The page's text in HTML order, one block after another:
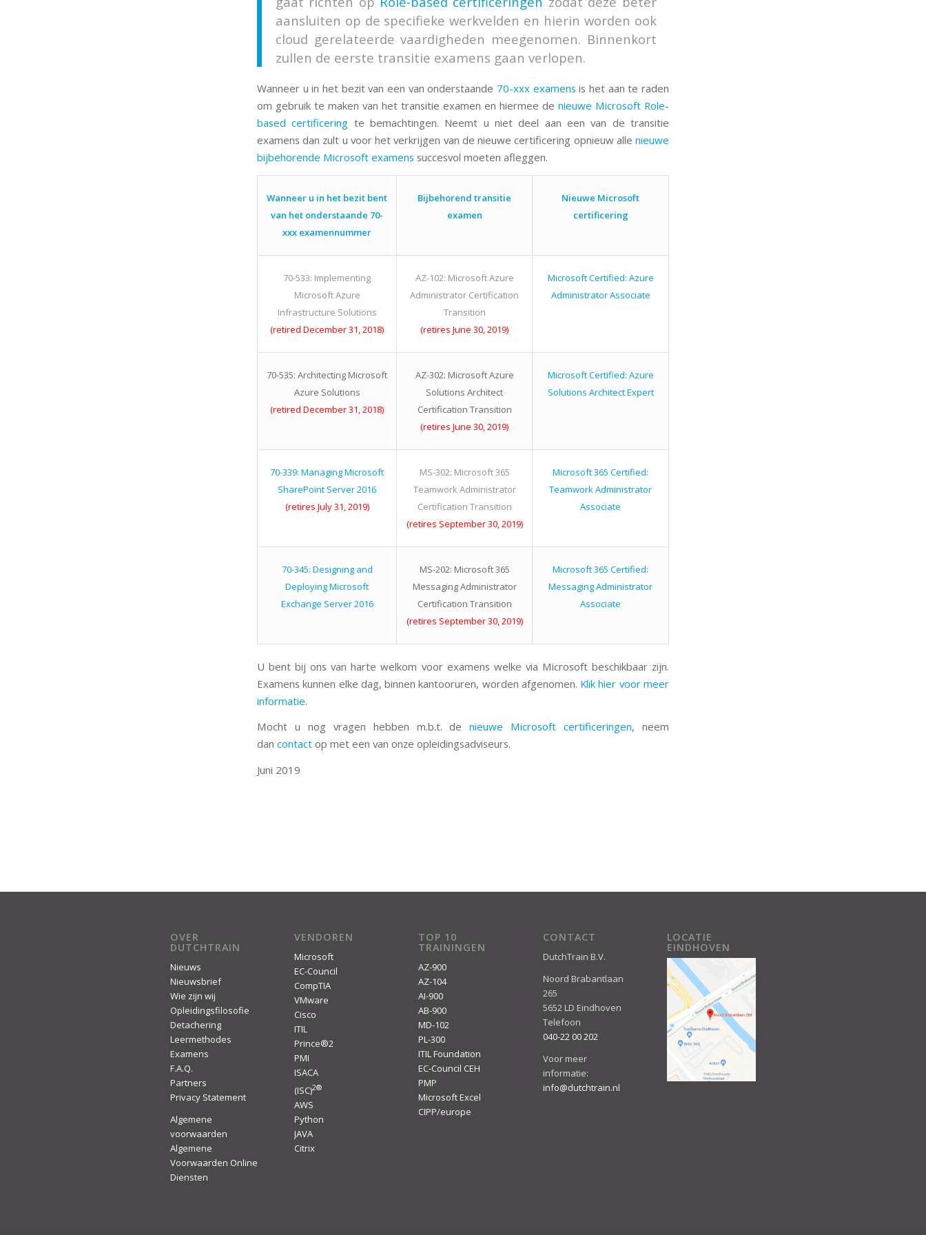
aansluiten op de specifieke werkvelden en hierin worden ook
cloud gerelateerde vaardigheden meegenomen. Binnenkort
zullen de eerste transitie examens gaan verlopen.
Wanneer u in het bezit van een van onderstaande 70-xxx examens is het aan te raden
om gebruik te maken van het transitie examen en hiermee de nieuwe Microsoft Role-
based certificering te bemachtingen. Neemt u niet deel aan een van de transitie
examens dan zult u voor het verkrijgen van de nieuwe certificering opnieuw alle nieuwe
bijbehorende Microsoft examens succesvol moeten afleggen.
Wanneer u in het bezit bent
van het onderstaande 70-
xxx examennummer
Bijbehorend transitie
examen
Nieuwe Microsoft
certificering
70-533: Implementing
Microsoft Azure
Infrastructure Solutions
(retired December 31, 2018)
AZ-102: Microsoft Azure
Administrator Certification
Transition
(retires June 30, 2019)
Microsoft Certified: Azure
Administrator Associate
70-535: Architecting Microsoft
Azure Solutions
(retired December 31, 2018)
AZ-302: Microsoft Azure
Solutions Architect
Certification Transition
(retires June 30, 2019)
Microsoft Certified: Azure
Solutions Architect Expert
70-339: Managing Microsoft
SharePoint Server 2016
(retires July 31, 2019)
MS-302: Microsoft 365
Teamwork Administrator
Certification Transition
(retires September 30, 2019)
Microsoft 365 Certified:
Teamwork Administrator
Associate
70-345: Designing and
Deploying Microsoft
Exchange Server 2016
MS-202: Microsoft 365
Messaging Administrator
Certification Transition
(retires September 30, 2019)
Microsoft 365 Certified:
Messaging Administrator
Associate
U bent bij ons van harte welkom voor examens welke via Microsoft beschikbaar zijn.
Examens kunnen elke dag, binnen kantooruren, worden afgenomen. Klik hier voor meer
informatie.
Mocht u nog vragen hebben m.b.t. denieuwe Microsoft certificeringen, neem
dan contact op met een van onze opleidingsadviseurs.
Juni 2019
OVER
DUTCHTRAIN
Nieuws
Nieuwsbrief
Wie zijn wij
Opleidingsfilosofie
Detachering
Leermethodes
Examens
F.A.Q.
Partners
Privacy Statement
Algemene
voorwaarden
Algemene
Voorwaarden Online
Diensten
VENDOREN
Microsoft
EC-Council
CompTIA
VMware
Cisco
ITIL
Prince®2
PMI
ISACA
(ISC)2®
AWS
Python
JAVA
Citrix
TOP 10
TRAININGEN
AZ-900
AZ-104
AI-900
AB-900
MD-102
PL-300
ITIL Foundation
EC-Council CEH
PMP
Microsoft Excel
CIPP/europe
CONTACT
DutchTrain B.V.
Noord Brabantlaan
265
5652 LD Eindhoven
Telefoon
040-22 00 202
Voor meer
informatie:
info@dutchtrain.nl
LOCATIE
EINDHOVEN